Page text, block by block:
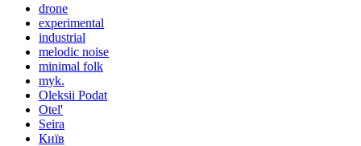
drone
experimental
industrial
melodic noise
minimal folk
myk.
Oleksii Podat
Otel'
Seira
Київ